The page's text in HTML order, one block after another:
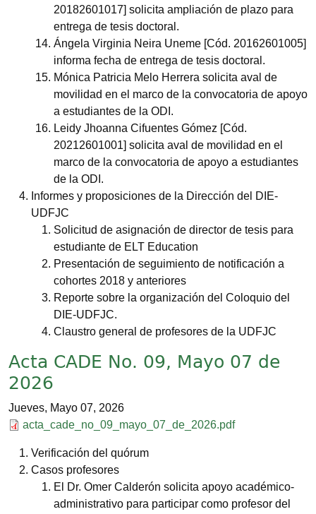
20182601017] solicita ampliación de plazo para
entrega de tesis doctoral.
Ángela Virginia Neira Uneme [Cód. 20162601005]
informa fecha de entrega de tesis doctoral.
Mónica Patricia Melo Herrera solicita aval de
movilidad en el marco de la convocatoria de apoyo
a estudiantes de la ODI.
Leidy Jhoanna Cifuentes Gómez [Cód.
20212601001] solicita aval de movilidad en el
marco de la convocatoria de apoyo a estudiantes
de la ODI.
Informes y proposiciones de la Dirección del DIE-
UDFJC
Solicitud de asignación de director de tesis para
estudiante de ELT Education
Presentación de seguimiento de notificación a
cohortes 2018 y anteriores
Reporte sobre la organización del Coloquio del
DIE-UDFJC.
Claustro general de profesores de la UDFJC
Acta CADE No. 09, Mayo 07 de
2026
Jueves, Mayo 07, 2026
Documento
acta_cade_no_09_mayo_07_de_2026.pdf
Verificación del quórum
Casos profesores
El Dr. Omer Calderón solicita apoyo académico-
administrativo para participar como profesor del